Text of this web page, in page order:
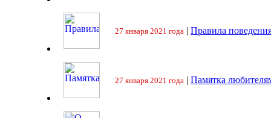
27 января 2021 года | Правила
27 января 2021 года | Памятка